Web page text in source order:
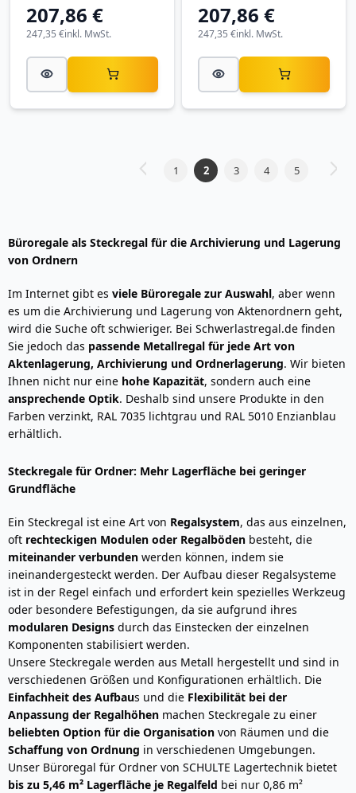
207,86 €
inkl. MwSt.
247,35 €
207,86 €
inkl. MwSt.
247,35 €
Seite
Zurück Seite
1
Sie
2 3 4 5
Seite
Büroregale als Steckregal für die Archivierung und Lagerung
von Ordnern
Im Internet gibt es viele Büroregale zur Auswahl, aber wenn
es um die Archivierung und Lagerung von Aktenordnern geht,
wird die Suche oft schwieriger. Bei Schwerlastregal.de finden
Sie jedoch das passende Metallregal für jede Art von
Aktenlagerung, Archivierung und Ordnerlagerung. Wir bieten
Ihnen nicht nur eine hohe Kapazität, sondern auch eine
ansprechende Optik. Deshalb sind unsere Produkte in den
Farben verzinkt, RAL 7035 lichtgrau und RAL 5010 Enzianblau
erhältlich.
Steckregale für Ordner: Mehr Lagerfläche bei geringer
Grundfläche
Ein Steckregal ist eine Art von Regalsystem, das aus einzelnen,
oft rechteckigen Modulen oder Regalböden besteht, die
miteinander verbunden werden können, indem sie
ineinandergesteckt werden. Der Aufbau dieser Regalsysteme
ist in der Regel einfach und erfordert kein spezielles Werkzeug
oder besondere Befestigungen, da sie aufgrund ihres
modularen Designs durch das Einstecken der einzelnen
Komponenten stabilisiert werden.
Unsere Steckregale werden aus Metall hergestellt und sind in
verschiedenen Größen und Konfigurationen erhältlich. Die
Einfachheit des Aufbaus und die Flexibilität bei der
Anpassung der Regalhöhen machen Steckregale zu einer
beliebten Option für die Organisation von Räumen und die
Schaffung von Ordnung in verschiedenen Umgebungen.
Unser Büroregal für Ordner von SCHULTE Lagertechnik bietet
bis zu 5,46 m² Lagerfläche je Regalfeld bei nur 0,86 m²